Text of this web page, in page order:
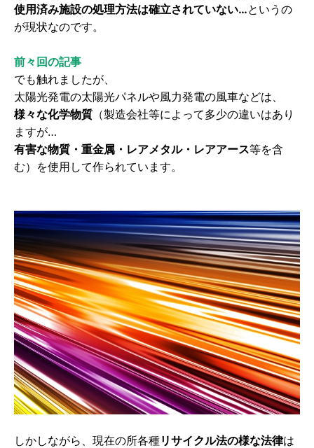
使用済み施設の処理方法は確立されていない…というの
が現状なのです。
前々回の記事
でも触れましたが、
太陽光発電の太陽光パネルや風力発電の風車などは、
様々な化学物質 （製造会社等によって多少の違いはあり
ますが…
有害な物質・重金属・レアメタル・レアアース等を含
む）を使用して作られています。
しかしながら、現在の所各種リサイクル法の様な法律は